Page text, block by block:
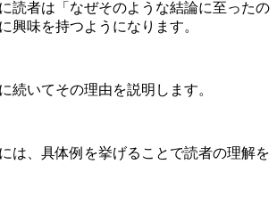
読者は「なぜそのような結論に至ったの
興味を持つようになります。
続いてその理由を説明します。
は、具体例を挙げることで読者の理解を